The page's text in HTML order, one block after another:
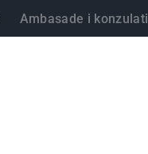
Ambasade i konzulati